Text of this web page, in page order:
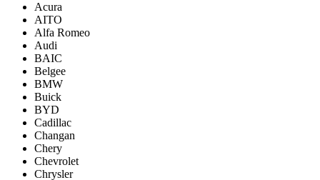
Acura
AITO
Alfa Romeo
Audi
BAIC
Belgee
BMW
Buick
BYD
Cadillac
Changan
Chery
Chevrolet
Chrysler